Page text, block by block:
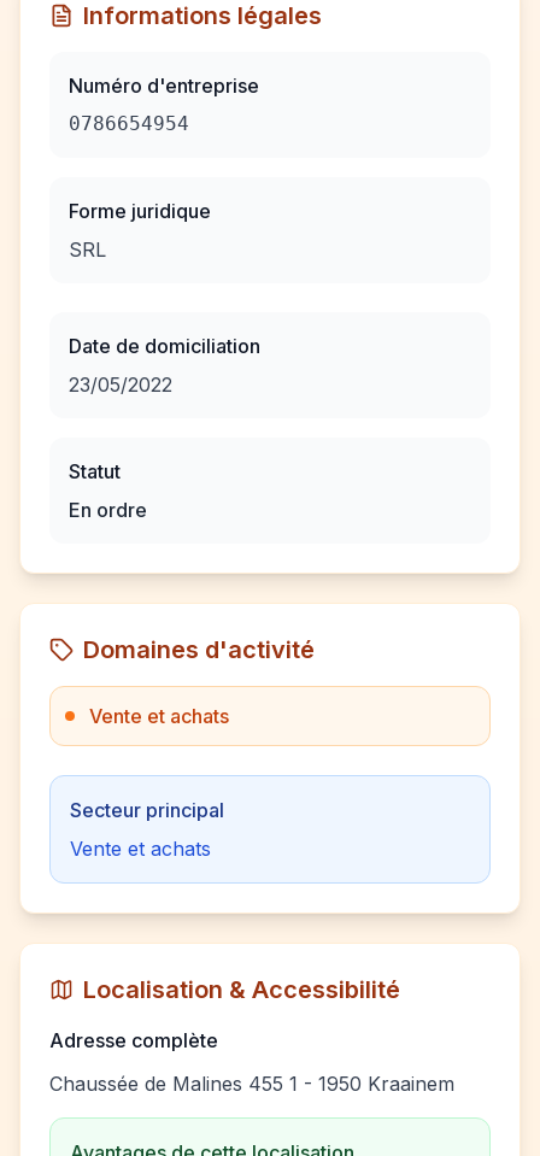
Informations légales
Numéro d'entreprise
0786654954
Forme juridique
SRL
Date de domiciliation
23/05/2022
Statut
En ordre
Domaines d'activité
Vente et achats
Secteur principal
Vente et achats
Localisation & Accessibilité
Adresse complète
Chaussée de Malines 455 1 - 1950 Kraainem